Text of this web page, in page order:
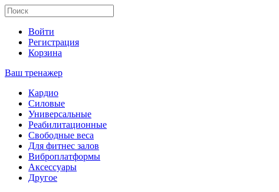
Войти
Регистрация
Корзина
Ваш тренажер
Кардио
Силовые
Универсальные
Реабилитационные
Свободные веса
Для фитнес залов
Виброплатформы
Аксессуары
Другое